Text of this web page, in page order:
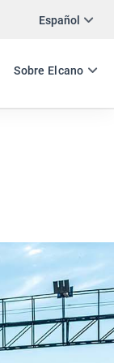
Español
ES EN
Sobre Elcano
Twitter